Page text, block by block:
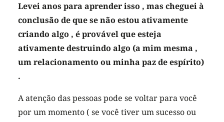
Levei anos para aprender isso , mas cheguei à
conclusão de que se não estou ativamente
criando algo , é provável que esteja
ativamente destruindo algo (a mim mesma ,
um relacionamento ou minha paz de espírito)
.
A atenção das pessoas pode se voltar para você
por um momento ( se você tiver um sucesso ou